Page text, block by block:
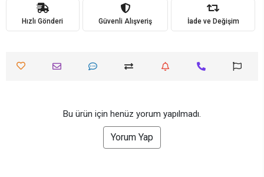
Hızlı Gönderi Güvenli Alışveriş İade ve Değişim
Bu ürün için henüz yorum yapılmadı.
Yorum Yap